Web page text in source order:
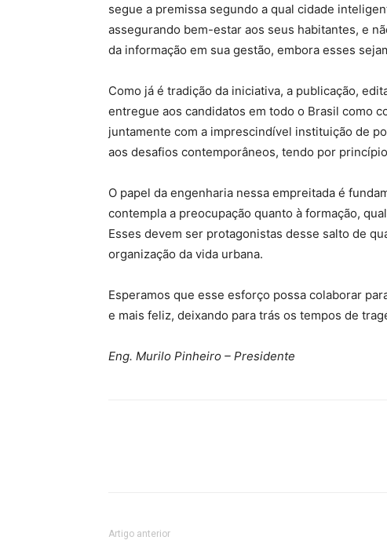
segue a premissa segundo a qual cidade
assegurando bem-estar aos seus habitantes, e
da informação em sua gestão, embora esses
Como já é tradição da iniciativa, a publicação,
entregue aos candidatos em todo o Brasil como
juntamente com a imprescindível instituição de
aos desafios contemporâneos, tendo por
O papel da engenharia nessa empreitada é
contempla a preocupação quanto à formação,
Esses devem ser protagonistas desse salto de
organização da vida urbana.
Esperamos que esse esforço possa colaborar
e mais feliz, deixando para trás os tempos de
Eng. Murilo Pinheiro – Presidente
Artigo anterior